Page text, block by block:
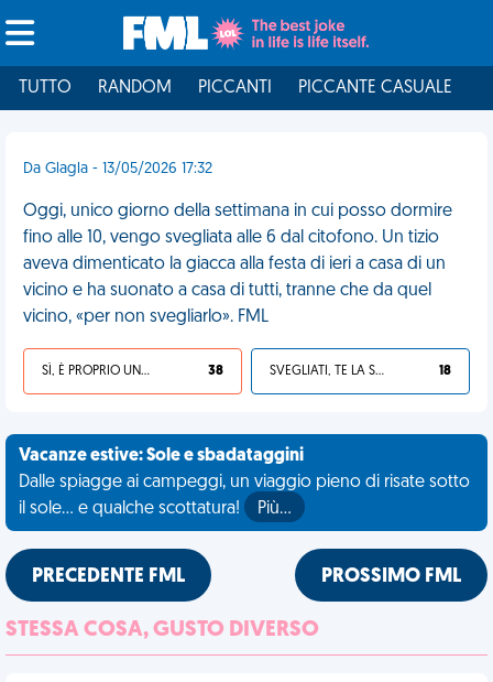
TUTTO RANDOM PICCANTI PICCANTE CASUALE
Da Glagla - 13/05/2026 17:32
Oggi, unico giorno della settimana in cui posso dormire
fino alle 10, vengo svegliata alle 6 dal citofono. Un tizio
aveva dimenticato la giacca alla festa di ieri a casa di un
vicino e ha suonato a casa di tutti, tranne che da quel
vicino, «per non svegliarlo». FML
SÌ, È PROPRIO UNA VDM! 38 SVEGLIATI, TE LA SEI CERCATA! 18
Vacanze estive: Sole e sbadataggini
Dalle spiagge ai campeggi, un viaggio pieno di risate sotto
il sole... e qualche scottatura!
Più…
PRECEDENTE FML PROSSIMO FML
STESSA COSA, GUSTO DIVERSO